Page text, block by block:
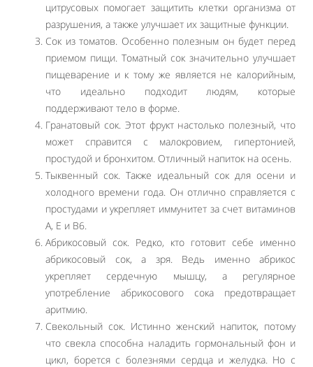
цитрусовых помогает защитить клетки организма от
разрушения, а также улучшает их защитные функции.
Сок из томатов. Особенно полезным он будет перед
приемом пищи. Томатный сок значительно улучшает
пищеварение и к тому же является не калорийным,
что идеально подходит людям, которые
поддерживают тело в форме.
Гранатовый сок. Этот фрукт настолько полезный, что
может справится с малокровием, гипертонией,
простудой и бронхитом. Отличный напиток на осень.
Тыквенный сок. Также идеальный сок для осени и
холодного времени года. Он отлично справляется с
простудами и укрепляет иммунитет за счет витаминов
А, Е и В6.
Абрикосовый сок. Редко, кто готовит себе именно
абрикосовый сок, а зря. Ведь именно абрикос
укрепляет сердечную мышцу, а регулярное
употребление абрикосового сока предотвращает
аритмию.
Свекольный сок. Истинно женский напиток, потому
что свекла способна наладить гормональный фон и
цикл, борется с болезнями сердца и желудка. Но с